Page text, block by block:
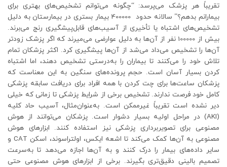
تقریباً هر پزشک می‌پرسد: “چگونه می‌توانم تشخیص‌های بهتری برای
بیمارانم بدهم؟” سالانه حدود 400000 بیمار بستری در بیمارستان به دلیل
تشخیص‌های اشتباه یا تأخیری از آسیب‌های قابل‌پیشگیری رنج می‌برند.
بیش از 100000 نفر از آن‌ها به دلیل عوارضی می‌میرند که اگر پزشک زودتر
آن‌ها را تشخیص می‌داد می‌شد از آن‌ها پیشگیری کرد. اکثر پزشکان تمام
تلاش خود را می‌کنند تا بیماران را به‌درستی تشخیص دهند، اما اشتباه
کردن بسیار آسان است. حجم پرونده‌های سنگین به این معناست که
پزشکان ساعت‌ها برای چت کردن با همه افراد برای دریافت سابقه پزشکی
کامل خود فرصت ندارند. تشخیص برخی از شرایط پزشکی تا زمانی که خیلی
دیر نشده است تقریباً غیرممکن است. به‌عنوان‌مثال، آسیب حاد کلیه
(AKI) در مراحل اولیه بسیار دشوار است. پزشکان می‌توانند از هوش
مصنوعی برای تصویربرداری پزشکی نیز استفاده کنند. ابزارهای هوش
مصنوعی به آن‌ها کمک می‌کند تا اشعه ایکس، اولتراسوند، اسکن CAT و
سایر داده‌های بیمار را درک کنند و به آن‌ها اجازه می‌دهد تا به‌سرعت
تصمیم بالینی دقیق‌تری بگیرند. برخی از ابزارهای هوش مصنوعی حتی